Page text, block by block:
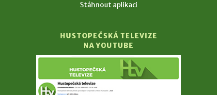
Stáhnout aplikaci
HUSTOPEČSKÁ TELEVIZE
NA YOUTUBE